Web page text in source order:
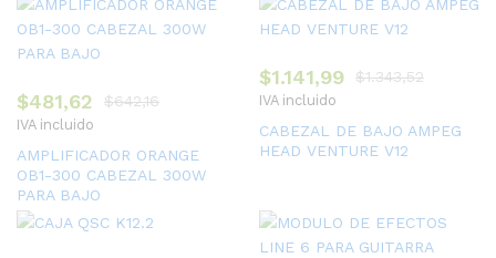
$481,62 $642,16
IVA incluido
AMPLIFICADOR ORANGE
OB1-300 CABEZAL 300W
PARA BAJO
$1.141,99 $1.343,52
IVA incluido
CABEZAL DE BAJO AMPEG
HEAD VENTURE V12